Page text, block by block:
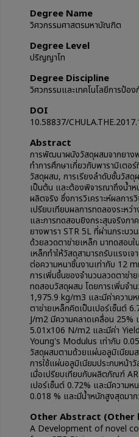
Degree Name
วิศวกรรมศาสตรมหาบัณฑิต
Degree Level
ปริญญาโท
Degree Discipline
วิศวกรรมและเทคโนโลยีการป้อง
DOI
10.58837/
Abstract
การพัฒนาผนังวัสดุผสมจากยาง
ทำการศึกษาเกี่ยวกับพารามิเต
วัสดุผสม, การเรียงลำดับชั้นวัสดุ
เป็นต้น และต้องพิจารณาถึงน้ำห
ผลิตจริง ซึ่งการวิเคราะห์ผลกา
เปรียบเทียบผลการทดลองระหว่
และการทดสอบยิงกระสุนจริงภ
ยางพารา STR 5L ที่ผ่านกระบว
ด้วยลวดตาข่ายเหล็ก มาทดสอบ
เหล็กทำให้วัสดุสามารถรับแรงเ
ต่อความหนาชิ้นงานเท่ากับ 12
การเพิ่มขึ้นของจำนวนลวดตาข่
ทดสอบวัสดุผสม โดยการเพิ่มจำ
1,975.9 kg/m3 และมีค่าความ
ตาข่ายเหล็กคิดเป็นเปอร์เซ็นต์
J/m2 มีความคลาดเคลื่อน
5.01x106 N/m2 และมีค่า
Young's Modulus เท่ากับ
วัสดุผสมตามด้วยแผ่นอลูมิเนียมส
การใช้แผ่นอลูมิเนียมประกบหน้
เมื่อเปรียบเทียบกับผลิตภัณฑ์
เปอร์เซ็นต์ 0.72% และมีความ
0.018 % และมีน้ำหนักสูงสุดมา
Other Abstract (Other
A Development of novel